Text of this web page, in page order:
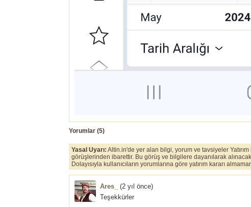
Yorumlar (5)
Yasal Uyarı: Altin.in'de yer alan bilgi, yorum ve tavsiyeler Yatırım
görüşlerinden ibarettir. Bu görüş ve bilgilere dayanılarak
Dolayısıyla kullanıcıların yorumlarına göre yatırım kararı
Ares_ (2 yıl önce)
Teşekkürler